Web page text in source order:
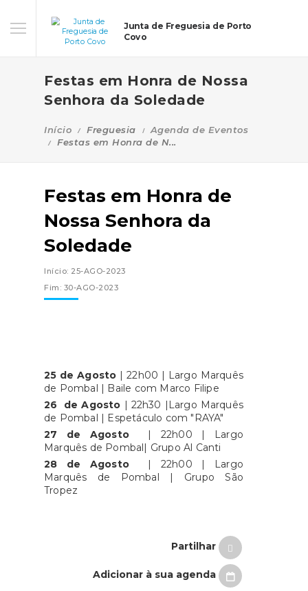
Junta de Freguesia de Porto
Covo
Festas em Honra de Nossa
Senhora da Soledade
Início Freguesia
Agenda de Eventos
Festas em Honra de N...
Festas em Honra de
Nossa Senhora da
Soledade
Início: 25-AGO-2023
Fim: 30-AGO-2023
25 de Agosto | 22h00 | Largo Marquês
de Pombal | Baile com Marco Filipe
26
de Agosto | 22h30 |Largo Marquês
de Pombal | Espetáculo com "RAYA"
27 de Agosto
| 22h00 | Largo
Marquês de Pombal| Grupo Al Canti
28 de Agosto | 22h00 | Largo
Marquês de Pombal | Grupo São
Tropez
Partilhar
Adicionar à sua agenda